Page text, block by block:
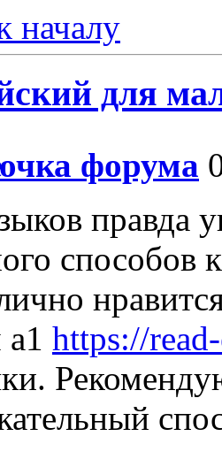
началу
для
форума
правда
способов
https://